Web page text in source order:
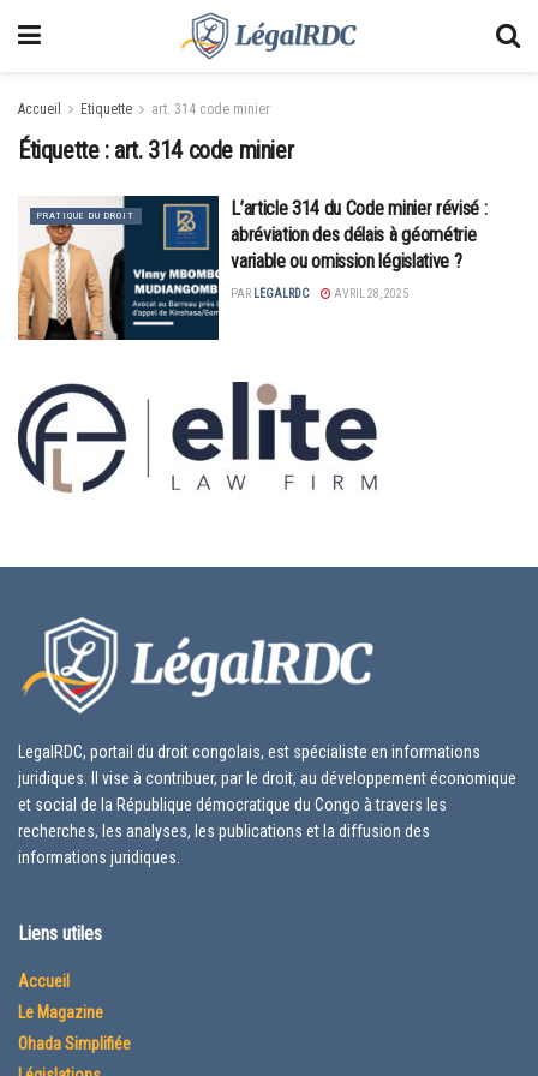
Accueil Etiquette art. 314 code minier
Étiquette : art. 314 code minier
PRATIQUE DU DROIT
L’article 314 du Code minier révisé :
abréviation des délais à géométrie
variable ou omission législative ?
PAR LEGALRDC AVRIL 28, 2025
LegalRDC, portail du droit congolais, est spécialiste en informations
juridiques. Il vise à contribuer, par le droit, au développement économique
et social de la République démocratique du Congo à travers les
recherches, les analyses, les publications et la diffusion des
informations juridiques.
Liens utiles
Accueil
Le Magazine
Ohada Simplifiée